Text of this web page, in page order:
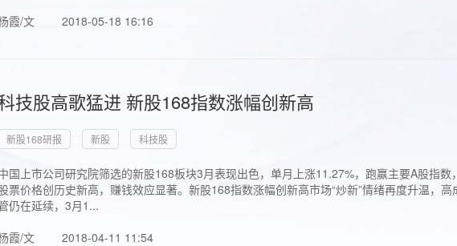
霞/文
2018-05-18 16:16
技股高歌猛进 新股168指数涨幅创新高
新股168研报 新股 科技股
国上市公司研究院筛选的新股168板块3月表现出色，单月上涨11.27%，跑赢主要A股指
票价格创历史新高，赚钱效应显著。新股168指数涨幅创新高市场“炒新”情绪再度升温，
仍在延续，3月1...
霞/文
2018-04-11 11:54